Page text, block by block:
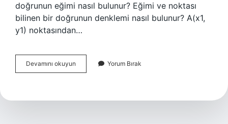
doğrunun eğimi nasıl bulunur? Eğimi ve noktası
bilinen bir doğrunun denklemi nasıl bulunur? A(x1,
y1) noktasından…
Devamını okuyun
Nokta
Nasıl
Yorum Bırak